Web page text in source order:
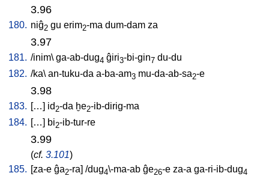
3.96
180. niĝ2 gu erim2-ma dum-dam za
3.97
181. /inim\ ga-ab-dug4 ĝiri3-bi-gin7 du-du
182. /ka\ an-tuku-da a-ba-am3 mu-da-ab-sa2-e
3.98
183. […] id 2-da ḫe2-ib-dirig-ma
184. […] bi2-ib-tur-re
3.99
(cf. 3.101)
185. [za-e ĝa2-ra] /dug4\-ma-ab ĝe26-e za-a ga-ri-ib-dug4